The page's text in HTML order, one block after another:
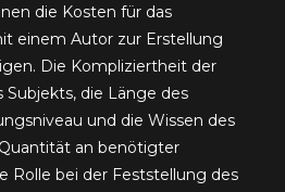
die Kosten für das
einem Autor zur Erstellung
Die Kompliziertheit der
die Länge des
und die Wissen des
an benötigter
Rolle bei der Feststellung des